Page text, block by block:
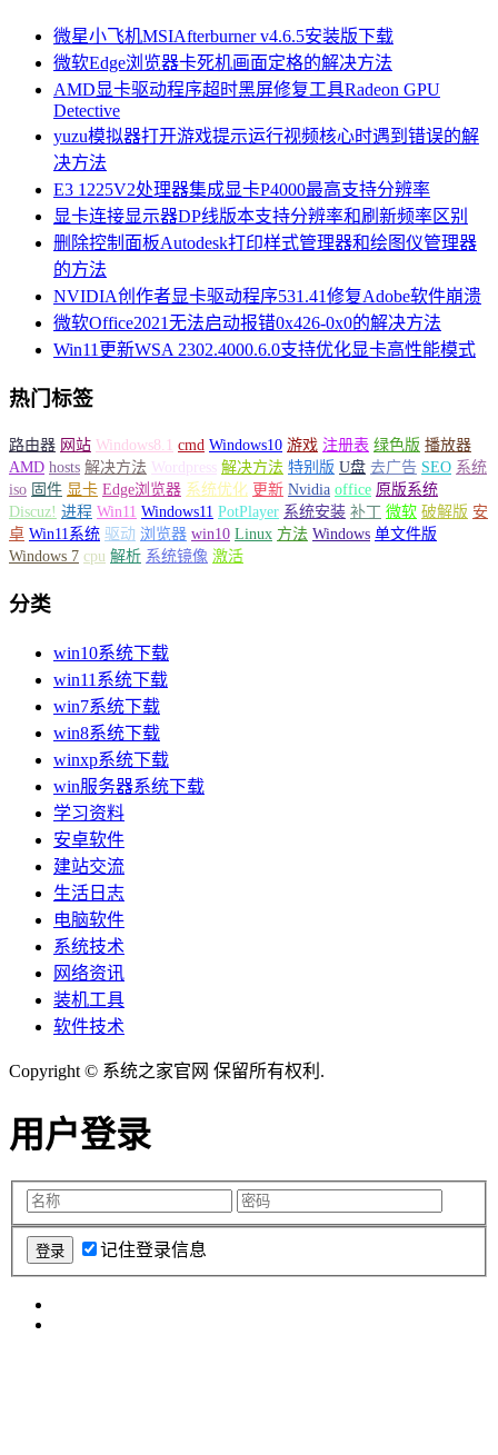
微星小飞机MSIAfterburner v4.6.5安装版下载
微软Edge浏览器卡死机画面定格的解决方法
AMD显卡驱动程序超时黑屏修复工具Radeon GPU
Detective
yuzu模拟器打开游戏提示运行视频核心时遇到错误的解
决方法
E3 1225V2处理器集成显卡P4000最高支持分辨率
显卡连接显示器DP线版本支持分辨率和刷新频率区别
删除控制面板Autodesk打印样式管理器和绘图仪管理器
的方法
NVIDIA创作者显卡驱动程序531.41修复Adobe软件崩溃
微软Office2021无法启动报错0x426-0x0的解决方法
Win11更新WSA 2302.4000.6.0支持优化显卡高性能模式
热门标签
路由器 网站 Windows8.1 cmd Windows10 游戏 注册表 绿色版 播放器
AMD hosts 解决方法 Wordpress 解决方法 特别版 U盘 去广告 SEO 系统
iso 固件 显卡 Edge浏览器 系统优化 更新 Nvidia office 原版系统
Discuz! 进程 Win11 Windows11 PotPlayer 系统安装 补丁 微软 破解版 安
卓 Win11系统 驱动 浏览器 win10 Linux 方法 Windows 单文件版
Windows 7 cpu 解析 系统镜像 激活
分类
win10系统下载
win11系统下载
win7系统下载
win8系统下载
winxp系统下载
win服务器系统下载
学习资料
安卓软件
建站交流
生活日志
电脑软件
系统技术
网络资讯
装机工具
软件技术
Copyright © 系统之家官网 保留所有权利.
用户登录
记住登录信息